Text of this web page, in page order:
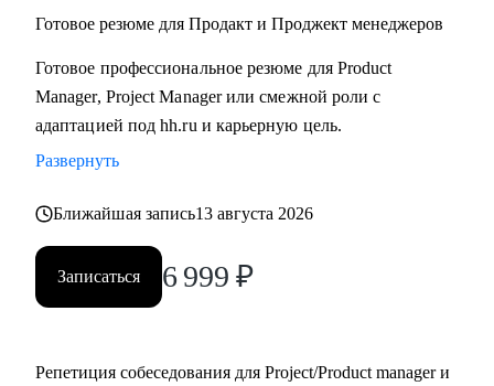
Готовое резюме для Продакт и Проджект менеджеров
Готовое профессиональное резюме для Product
Manager, Project Manager или смежной роли с
адаптацией под hh.ru и карьерную цель.
Развернуть
Ближайшая запись13 августа 2026
Записаться 6 999 ₽
Репетиция собеседования для Project/Product manager и